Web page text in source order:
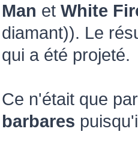
Man et White
diamant)). Le
qui a été projeté.
Ce n'était que
barbares